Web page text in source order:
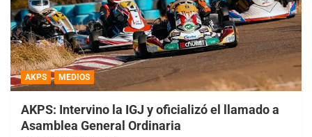
AKPS MEDIOS
AKPS: Intervino la IGJ y oficializó el llamado a
Asamblea General Ordinaria